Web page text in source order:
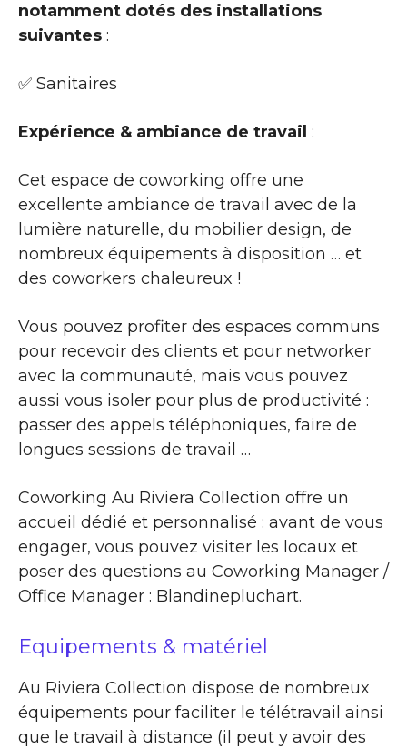
notamment dotés des installations
suivantes :
✅ Sanitaires
Expérience & ambiance de travail :
Cet espace de coworking offre une
excellente ambiance de travail avec de la
lumière naturelle, du mobilier design, de
nombreux équipements à disposition … et
des coworkers chaleureux !
Vous pouvez profiter des espaces communs
pour recevoir des clients et pour networker
avec la communauté, mais vous pouvez
aussi vous isoler pour plus de productivité :
passer des appels téléphoniques, faire de
longues sessions de travail …
Coworking Au Riviera Collection offre un
accueil dédié et personnalisé : avant de vous
engager, vous pouvez visiter les locaux et
poser des questions au Coworking Manager /
Office Manager : Blandinepluchart.
Equipements & matériel
Au Riviera Collection dispose de nombreux
équipements pour faciliter le télétravail ainsi
que le travail à distance (il peut y avoir des